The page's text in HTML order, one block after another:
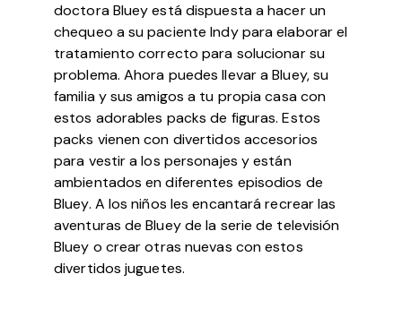
doctora Bluey está dispuesta a hacer un
chequeo a su paciente Indy para elaborar el
tratamiento correcto para solucionar su
problema. Ahora puedes llevar a Bluey, su
familia y sus amigos a tu propia casa con
estos adorables packs de figuras. Estos
packs vienen con divertidos accesorios
para vestir a los personajes y están
ambientados en diferentes episodios de
Bluey. A los niños les encantará recrear las
aventuras de Bluey de la serie de televisión
Bluey o crear otras nuevas con estos
divertidos juguetes.